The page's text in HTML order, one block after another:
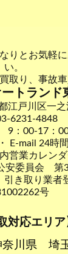
りとお気軽
い。
取り、事故
トランド
江戸川区一之
6231-4848
9：00-17：
E-mail 24時
営業カレン
安委員会 第
引き取り業
号
対応エリア
奈川県 埼